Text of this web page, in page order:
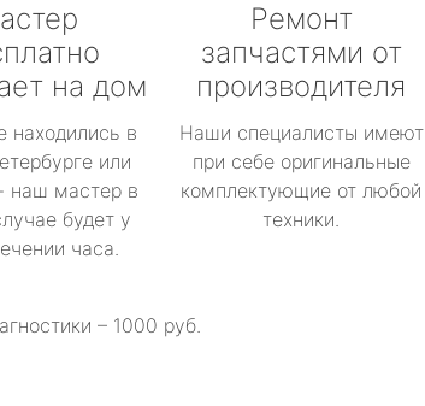
на дом
находились в
или
наш мастер в
будет у
часа.
Ремонт
запчастями от
производителя
Наши специалисты имеют
при себе оригинальные
комплектующие от любой
техники.
– 1000 руб.